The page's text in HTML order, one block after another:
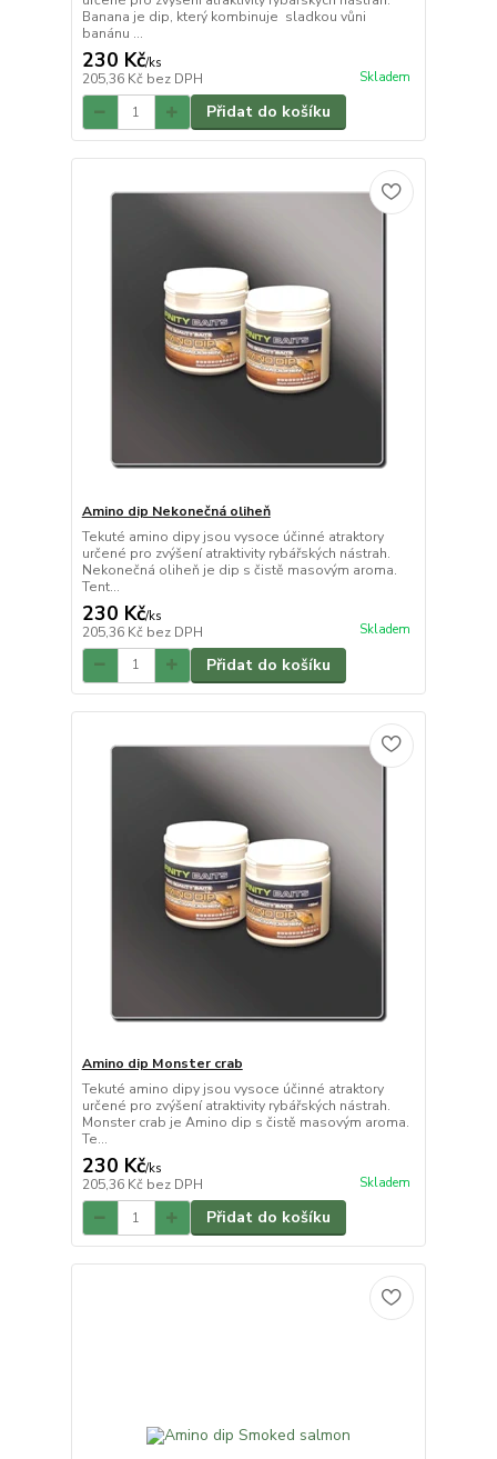
Banana je dip, který kombinuje sladkou vůni
banánu ...
230 Kč/ks
205,36 Kč bez DPH Skladem
Přidat do košíku
Amino dip Nekonečná oliheň
Tekuté amino dipy jsou vysoce účinné atraktory
určené pro zvýšení atraktivity rybářských nástrah.
Nekonečná oliheň je dip s čistě masovým aroma.
Tent...
230 Kč/ks
205,36 Kč bez DPH Skladem
Přidat do košíku
Amino dip Monster crab
Tekuté amino dipy jsou vysoce účinné atraktory
určené pro zvýšení atraktivity rybářských nástrah.
Monster crab je Amino dip s čistě masovým aroma.
Te...
230 Kč/ks
205,36 Kč bez DPH Skladem
Přidat do košíku